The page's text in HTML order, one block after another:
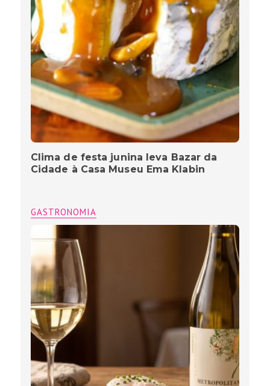
Clima de festa junina leva Bazar da
Cidade à Casa Museu Ema Klabin
GASTRONOMIA